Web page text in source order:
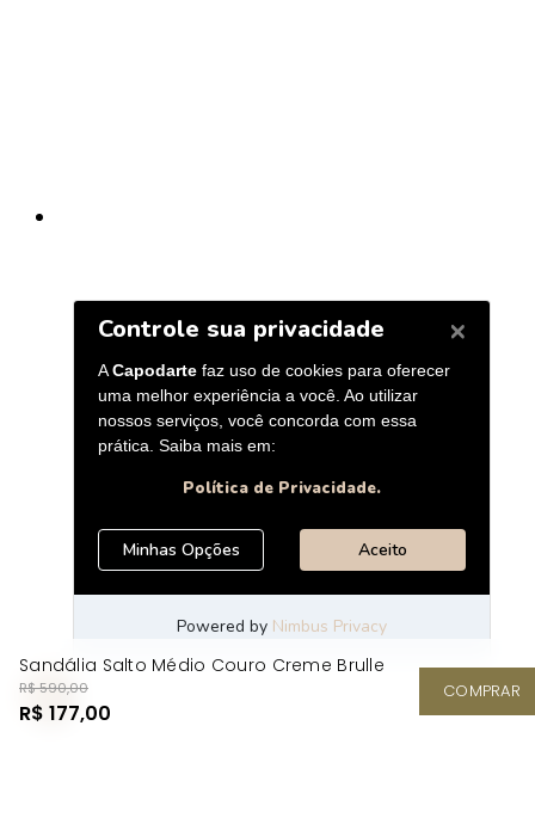
Sandália Salto Médio Couro Creme Brulle
R$ 590,00
R$ 177,00
COMPRAR